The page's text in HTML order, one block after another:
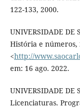
122-133, 2000.
UNIVERSIDADE DE
História e números,
<http://
em: 16 ago. 2022.
UNIVERSIDADE DE
Licenciaturas.